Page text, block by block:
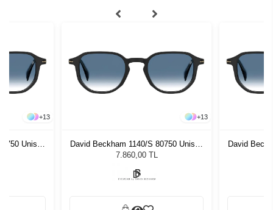
+13
Unisex
+13
David Beckham 1140/S 80750 Unisex
Güneş Gözlüğü
7.860,00 TL
David